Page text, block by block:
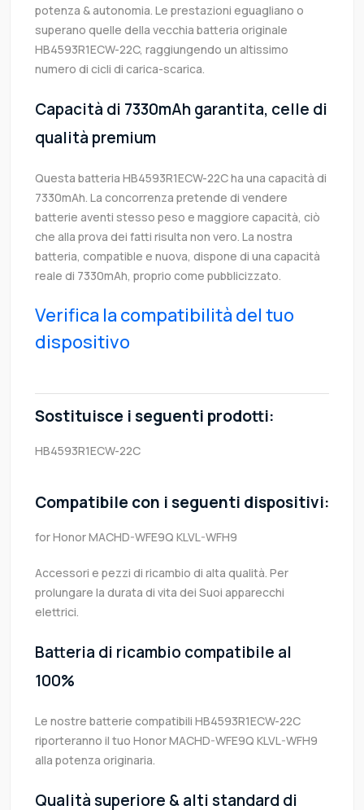
potenza & autonomia. Le prestazioni eguagliano o
superano quelle della vecchia batteria originale
HB4593R1ECW-22C, raggiungendo un altissimo
numero di cicli di carica-scarica.
Capacità di 7330mAh garantita, celle di
qualità premium
Questa batteria HB4593R1ECW-22C ha una capacità di
7330mAh. La concorrenza pretende di vendere
batterie aventi stesso peso e maggiore capacità, ciò
che alla prova dei fatti risulta non vero. La nostra
batteria, compatible e nuova, dispone di una capacità
reale di 7330mAh, proprio come pubblicizzato.
Verifica la compatibilità del tuo
dispositivo
Sostituisce i seguenti prodotti:
HB4593R1ECW-22C
Compatibile con i seguenti dispositivi:
for Honor MACHD-WFE9Q KLVL-WFH9
Accessori e pezzi di ricambio di alta qualità. Per
prolungare la durata di vita dei Suoi apparecchi
elettrici.
Batteria di ricambio compatibile al
100%
Le nostre batterie compatibili HB4593R1ECW-22C
riporteranno il tuo Honor MACHD-WFE9Q KLVL-WFH9
alla potenza originaria.
Qualità superiore & alti standard di